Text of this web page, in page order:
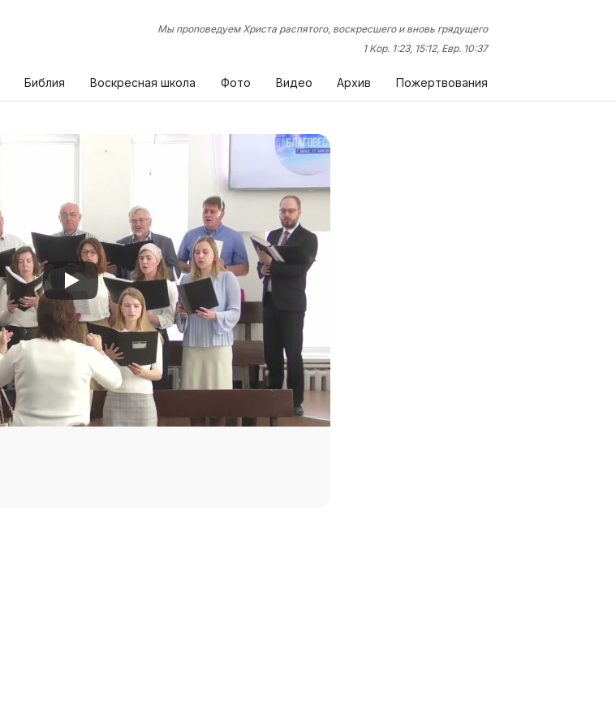
Мы проповедуем Христа распятого, воскресшего и вновь грядущего
1 Кор. 1:23, 15:12, Евр. 10:37
Библия Воскресная школа Фото Видео Архив Пожертвования